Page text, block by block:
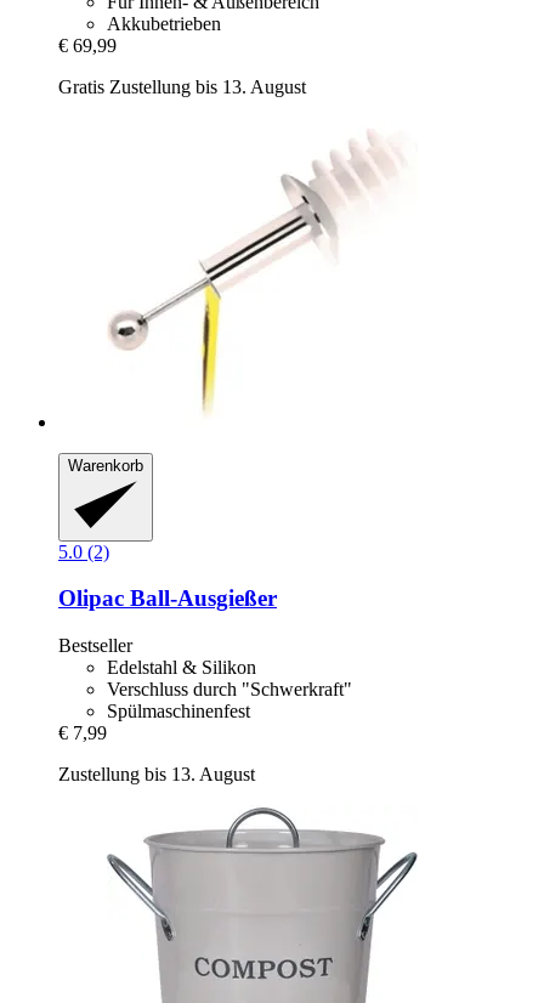
Akkubetrieben
€ 69,99
Gratis Zustellung bis 13. August
Warenkorb
5.0 (2)
Olipac Ball-​Ausgießer
Bestseller
Edelstahl & Silikon
Verschluss durch "Schwerkraft"
Spülmaschinenfest
€ 7,99
Zustellung bis 13. August